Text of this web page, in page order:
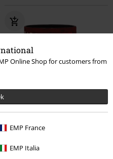
Online Shop for customers from
EMP France
EMP Italia
69.90 zł
All Titans